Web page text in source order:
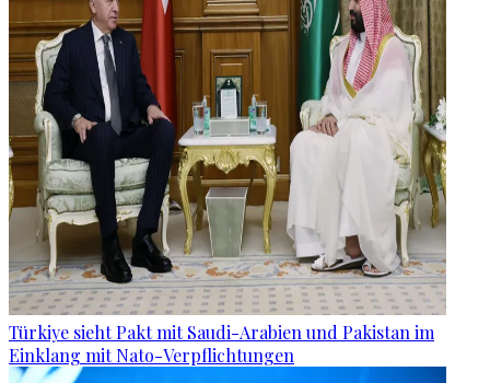
Türkiye sieht Pakt mit Saudi-Arabien und Pakistan im
Einklang mit Nato-Verpflichtungen